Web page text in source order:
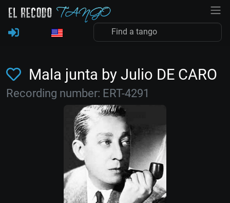
Mala junta by Julio DE CARO
Recording number: ERT-4291